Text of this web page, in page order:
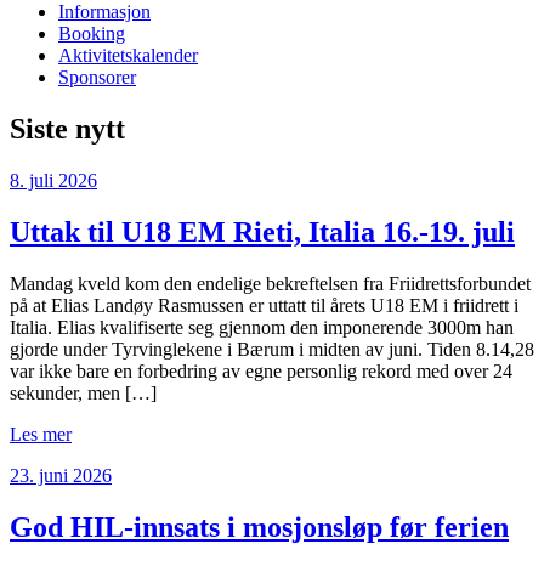
Informasjon
Booking
Aktivitetskalender
Sponsorer
Siste nytt
8. juli 2026
Uttak til U18 EM Rieti, Italia 16.-19. juli
Mandag kveld kom den endelige bekreftelsen fra Friidrettsforbundet
på at Elias Landøy Rasmussen er uttatt til årets U18 EM i friidrett i
Italia. Elias kvalifiserte seg gjennom den imponerende 3000m han
gjorde under Tyrvinglekene i Bærum i midten av juni. Tiden 8.14,28
var ikke bare en forbedring av egne personlig rekord med over 24
sekunder, men […]
Les mer
23. juni 2026
God HIL-innsats i mosjonsløp før ferien